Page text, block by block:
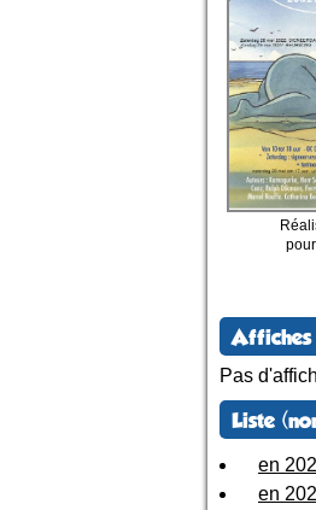
Affiches
Pas
Liste
en
en